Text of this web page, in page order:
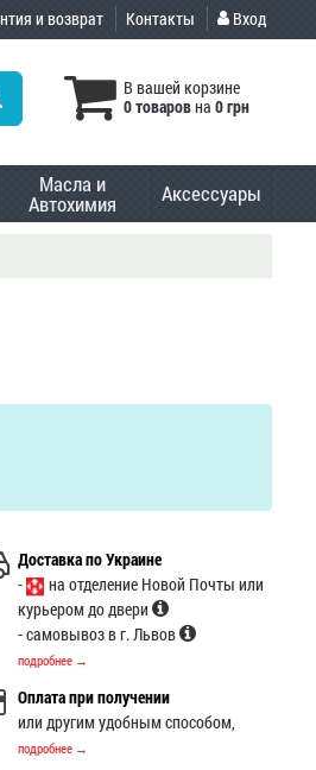
и возврат Контакты Вход
В вашей корзине
0 товаровна 0 грн
Масла и
Автохимия Аксессуары
Доставка по Украине
-
на отделение Новой Почты или
курьером до двери
- самовывоз в г. Львов
подробнее →
Оплата при получении
или другим удобным способом,
подробнее →